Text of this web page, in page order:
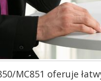
MC851 oferuje